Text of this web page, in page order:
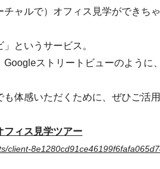
ャルで）オフィス見学ができちゃ
というサービス。
ストリートビューのように
も体感いただくために、ぜひご活
フィス見学ツアー
client-